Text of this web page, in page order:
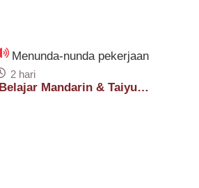
Menunda-nunda pekerjaan
2 hari
Belajar Mandarin & Taiyu